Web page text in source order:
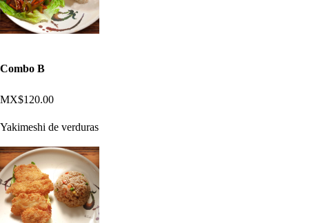
Combo B
MX$120.00
Yakimeshi de verduras